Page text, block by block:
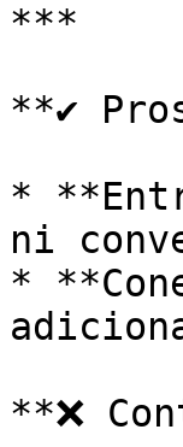
***
**✔️
*
ni
*
**❌